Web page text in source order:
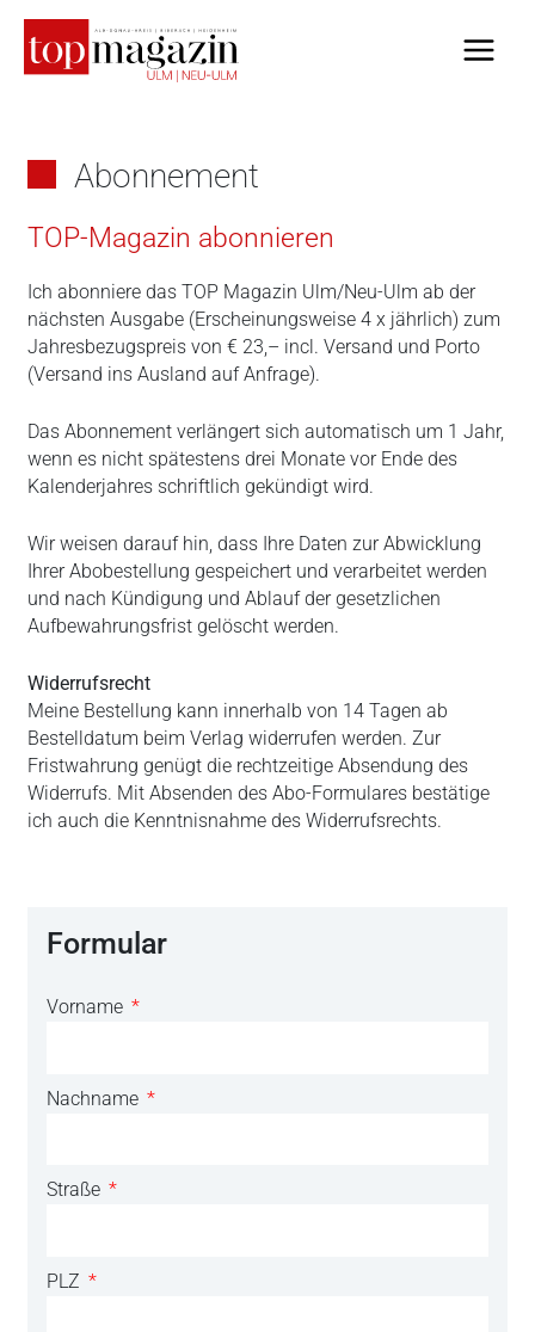
Inhalt
springen
Abonnement
TOP-Magazin abonnieren
Ich abonniere das TOP Magazin Ulm/Neu-Ulm ab der
nächsten Ausgabe (Erscheinungsweise 4 x jährlich) zum
Jahresbezugspreis von € 23,– incl. Versand und Porto
(Versand ins Ausland auf Anfrage).
Das Abonnement verlängert sich automatisch um 1 Jahr,
wenn es nicht spätestens drei Monate vor Ende des
Kalenderjahres schriftlich gekündigt wird.
Wir weisen darauf hin, dass Ihre Daten zur Abwicklung
Ihrer Abobestellung gespeichert und verarbeitet werden
und nach Kündigung und Ablauf der gesetzlichen
Aufbewahrungsfrist gelöscht werden.
Widerrufsrecht
Meine Bestellung kann innerhalb von 14 Tagen ab
Bestelldatum beim Verlag widerrufen werden. Zur
Fristwahrung genügt die rechtzeitige Absendung des
Widerrufs. Mit Absenden des Abo-Formulares bestätige
ich auch die Kenntnisnahme des Widerrufsrechts.
Formular
Vorname
Nachname
Straße
PLZ